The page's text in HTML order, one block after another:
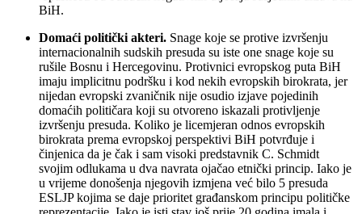
BiH.
Domaći politički akteri. Snage koje se protive izvršenju
internacionalnih sudskih presuda su iste one snage koje su
rušile Bosnu i Hercegovinu. Protivnici evropskog puta BiH
imaju implicitnu podršku i kod nekih evropskih birokrata, jer
nijedan evropski zvaničnik nije osudio izjave pojedinih
domaćih političara koji su otvoreno iskazali protivljenje
izvršenju presuda. Koliko je licemjeran odnos evropskih
birokrata prema evropskoj perspektivi BiH potvrđuje i
činjenica da je čak i sam visoki predstavnik C. Schmidt
svojim odlukama u dva navrata ojačao etnički princip. Iako je
u vrijeme donošenja njegovih izmjena već bilo 5 presuda
ESLJP kojima se daje prioritet građanskom principu političke